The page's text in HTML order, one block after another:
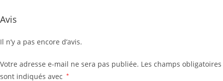
Avis
Il n’y a pas encore d’avis.
Votre adresse e-mail ne sera pas publiée. Les champs obligatoires
sont indiqués avec *